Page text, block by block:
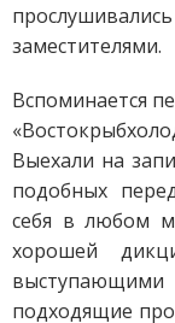
заместителями.
Вспоминается
Выехали на
подобных
себя в любом
хорошей
подходящие